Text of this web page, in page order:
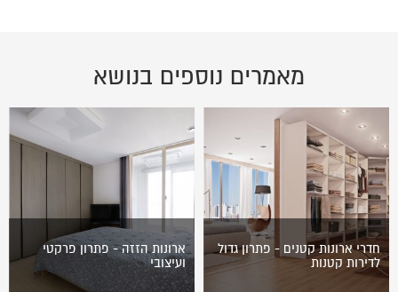
מאמרים נוספים בנושא
חדרי ארונות קטנים - פתרון גדול
לדירות קטנות
ארונות הזזה - פתרון פרקטי
ועיצובי